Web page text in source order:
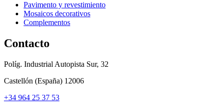
Pavimento y revestimiento
Mosaicos decorativos
Complementos
Contacto
Políg. Industrial Autopista Sur, 32
Castellón (España) 12006
+34 964 25 37 53